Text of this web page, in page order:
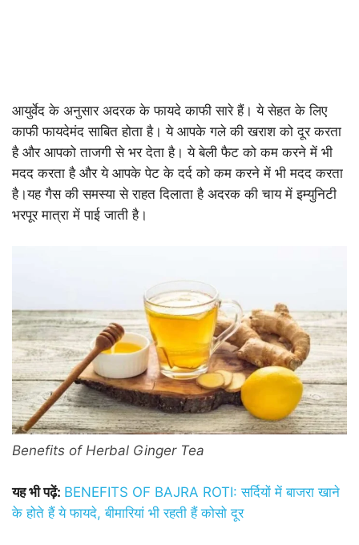
आयुर्वेद के अनुसार अदरक के फायदे काफी सारे हैं। ये सेहत के लिए
काफी फायदेमंद साबित होता है। ये आपके गले की खराश को दूर करता
है और आपको ताजगी से भर देता है। ये बेली फैट को कम करने में भी
मदद करता है और ये आपके पेट के दर्द को कम करने में भी मदद करता
है।यह गैस की समस्या से राहत दिलाता है अदरक की चाय में इम्युनिटी
भरपूर मात्रा में पाई जाती है।
Benefits of Herbal Ginger Tea
यह भी पढ़ें: BENEFITS OF BAJRA ROTI: सर्दियों में बाजरा खाने
के होते हैं ये फायदे, बीमारियां भी रहती हैं कोसो दूर